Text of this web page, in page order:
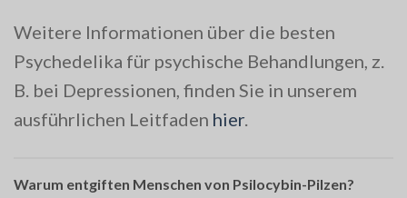
Weitere Informationen über die besten
Psychedelika für psychische Behandlungen, z.
B. bei Depressionen, finden Sie in unserem
ausführlichen Leitfaden hier.
Warum entgiften Menschen von Psilocybin-Pilzen?